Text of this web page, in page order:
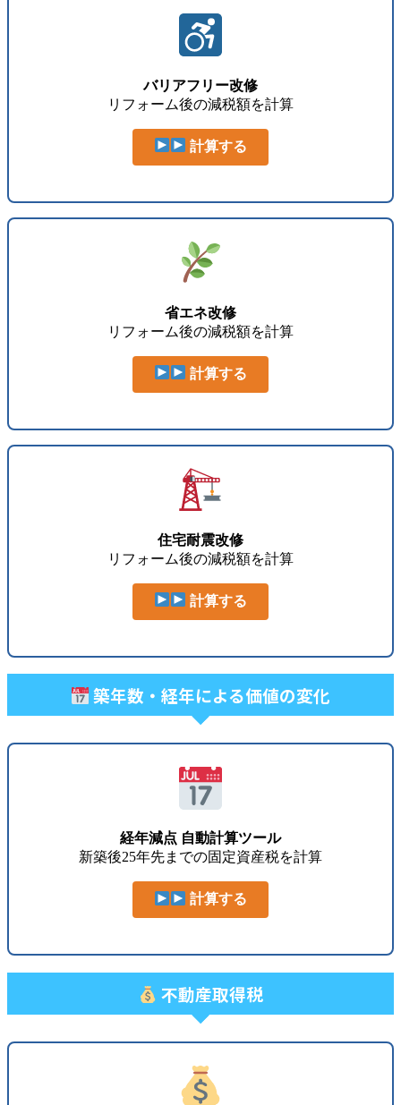
バリアフリー改修
リフォーム後の減税額を計算
計算する
省エネ改修
リフォーム後の減税額を計算
計算する
住宅耐震改修
リフォーム後の減税額を計算
計算する
築年数・経年による価値の変化
経年減点 自動計算ツール
新築後25年先までの固定資産税を計算
計算する
不動産取得税